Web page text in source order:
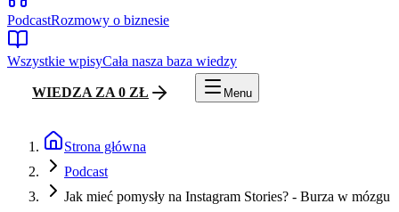
PodcastRozmowy o biznesie
Wszystkie wpisyCała nasza baza wiedzy
WIEDZA ZA 0 ZŁ Menu
Strona główna
Podcast
Jak mieć pomysły na Instagram Stories? - Burza w mózgu